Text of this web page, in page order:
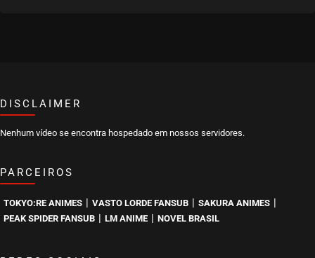
DISCLAIMER
Nenhum vídeo se encontra hospedado em nossos servidores.
PARCEIROS
TOKYO:RE ANIMES | VASTO LORDE FANSUB | SAKURA ANIMES |
PEAK SPIDER FANSUB | LM ANIME | NOVEL BRASIL